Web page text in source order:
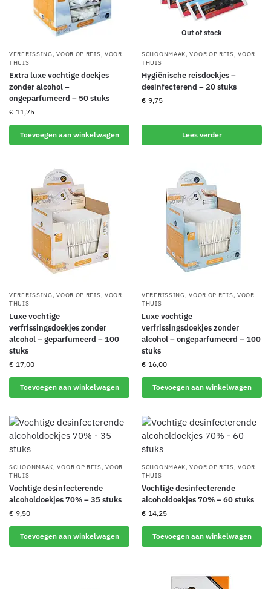
VERFRISSING,VOOR OP REIS, VOOR
THUIS
Extra luxe vochtige doekjes
zonder alcohol –
ongeparfumeerd – 50 stuks
€ 11,75
Toevoegen aan winkelwagen
Out of stock
SCHOONMAAK,VOOR OP REIS,VOOR
THUIS
Hygiënische reisdoekjes –
desinfecterend – 20 stuks
€ 9,75
Lees verder
VERFRISSING,VOOR OP REIS, VOOR
THUIS
Luxe vochtige
verfrissingsdoekjes zonder
alcohol – geparfumeerd – 100
stuks
€ 17,00
Toevoegen aan winkelwagen
VERFRISSING,VOOR OP REIS, VOOR
THUIS
Luxe vochtige
verfrissingsdoekjes zonder
alcohol – ongeparfumeerd – 100
stuks
€ 16,00
Toevoegen aan winkelwagen
SCHOONMAAK,VOOR OP REIS,VOOR
THUIS
Vochtige desinfecterende
alcoholdoekjes 70% – 35 stuks
€ 9,50
Toevoegen aan winkelwagen
SCHOONMAAK,VOOR OP REIS,VOOR
THUIS
Vochtige desinfecterende
alcoholdoekjes 70% – 60 stuks
€ 14,25
Toevoegen aan winkelwagen